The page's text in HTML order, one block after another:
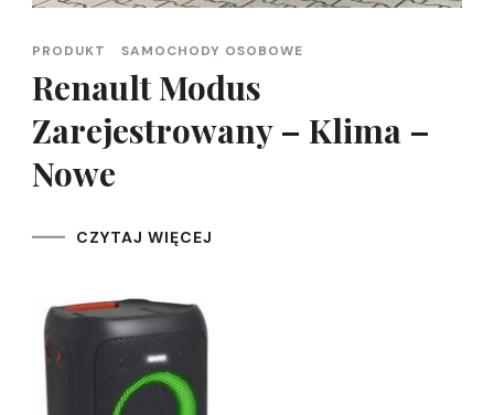
PRODUKT SAMOCHODY OSOBOWE
Renault Modus
Zarejestrowany – Klima –
Nowe
CZYTAJ WIĘCEJ